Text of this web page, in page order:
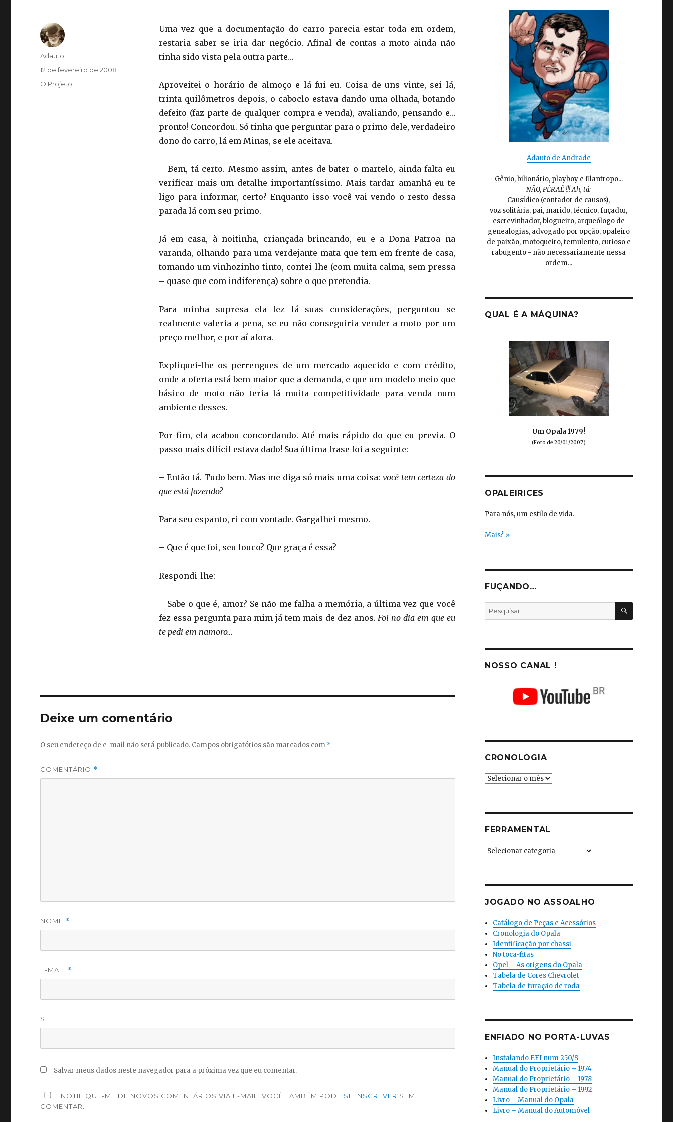
Uma vez que a documentação do carro parecia estar toda em ordem,
restaria saber se iria dar negócio. Afinal de contas a moto ainda não
tinha sido vista pela outra parte…
Aproveitei o horário de almoço e lá fui eu. Coisa de uns vinte, sei lá,
trinta quilômetros depois, o caboclo estava dando uma olhada, botando
defeito (faz parte de qualquer compra e venda), avaliando, pensando e…
pronto! Concordou. Só tinha que perguntar para o primo dele, verdadeiro
dono do carro, lá em Minas, se ele aceitava.
– Bem, tá certo. Mesmo assim, antes de bater o martelo, ainda falta eu
verificar mais um detalhe importantíssimo. Mais tardar amanhã eu te
ligo para informar, certo? Enquanto isso você vai vendo o resto dessa
parada lá com seu primo.
Já em casa, à noitinha, criançada brincando, eu e a Dona Patroa na
varanda, olhando para uma verdejante mata que tem em frente de casa,
tomando um vinhozinho tinto, contei-lhe (com muita calma, sem pressa
– quase que com indiferença) sobre o que pretendia.
Para minha supresa ela fez lá suas considerações, perguntou se
realmente valeria a pena, se eu não conseguiria vender a moto por um
preço melhor, e por aí afora.
Expliquei-lhe os perrengues de um mercado aquecido e com crédito,
onde a oferta está bem maior que a demanda, e que um modelo meio que
básico de moto não teria lá muita competitividade para venda num
ambiente desses.
Por fim, ela acabou concordando. Até mais rápido do que eu previa. O
passo mais difícil estava dado! Sua última frase foi a seguinte:
– Então tá. Tudo bem. Mas me diga só mais uma coisa: você tem certeza do
que está fazendo?
Para seu espanto, ri com vontade. Gargalhei mesmo.
– Que é que foi, seu louco? Que graça é essa?
Respondi-lhe:
– Sabe o que é, amor? Se não me falha a memória, a última vez que você
fez essa pergunta para mim já tem mais de dez anos. Foi no dia em que eu
te pedi em namoro…
Autor
Adauto
Publicado
12 de fevereiro de 2008
Categorias
O Projeto
Deixe um comentário
O seu endereço de e-mail não será publicado. Campos obrigatórios são marcados com *
COMENTÁRIO *
NOME *
E-MAIL *
SITE
Salvar meus dados neste navegador para a próxima vez que eu comentar.
NOTIFIQUE-ME DE NOVOS COMENTÁRIOS VIA E-MAIL. VOCÊ TAMBÉM PODE SE INSCREVER SEM
COMENTAR.
Adauto de Andrade
Gênio, bilionário, playboy e filantropo...
NÃO, PÉRAÊ !!! Ah, tá:
Causídico (contador de causos),
voz solitária, pai, marido, técnico, fuçador,
escrevinhador, blogueiro, arqueólogo de
genealogias, advogado por opção, opaleiro
de paixão, motoqueiro, temulento, curioso e
rabugento - não necessariamente nessa
ordem...
QUAL É A MÁQUINA?
Um Opala 1979!
(Foto de 20/01/2007)
OPALEIRICES
Para nós, um estilo de vida.
Mais? »
FUÇANDO…
Pesquisar
por:
NOSSO CANAL !
CRONOLOGIA
Cronologia
FERRAMENTAL
Ferramental
JOGADO NO ASSOALHO
Catálogo de Peças e Acessórios
Cronologia do Opala
Identificação por chassi
No toca-fitas
Opel – As origens do Opala
Tabela de Cores Chevrolet
Tabela de furação de roda
ENFIADO NO PORTA-LUVAS
Instalando EFI num 250/S
Manual do Proprietário – 1974
Manual do Proprietário – 1978
Manual do Proprietário – 1992
Livro – Manual do Opala
Livro – Manual do Automóvel